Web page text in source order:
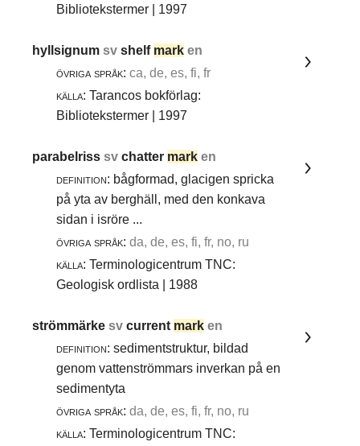
Bibliotekstermer | 1997
hyllsignumsvshelf mark en
övriga språk: ca, de, es, fi, fr
källa: Tarancos bokförlag:
Bibliotekstermer | 1997
parabelrisssvchatter mark en
definition: bågformad, glacigen spricka
på yta av berghäll, med den konkava
sidan i isröre ...
övriga språk: da, de, es, fi, fr, no, ru
källa: Terminologicentrum TNC:
Geologisk ordlista | 1988
strömmärkesvcurrent mark en
definition: sedimentstruktur, bildad
genom vattenströmmars inverkan på en
sedimentyta
övriga språk: da, de, es, fi, fr, no, ru
källa: Terminologicentrum TNC: